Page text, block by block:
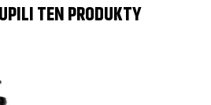
TEN PRODUKTY